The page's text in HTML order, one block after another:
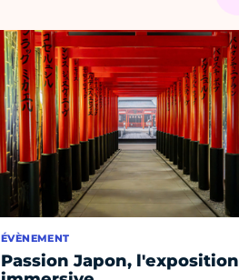
ÉVÈNEMENT
Passion Japon, l'exposition